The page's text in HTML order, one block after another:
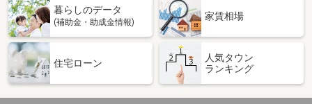
暮らしのデータ
(補助金・助成金情報)
家賃相場
住宅ローン
人気タウン
ランキング